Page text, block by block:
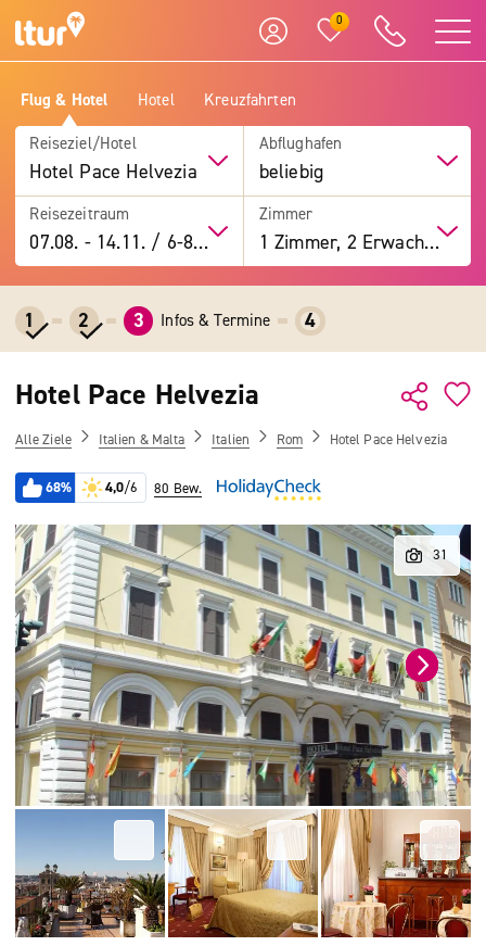
0
Flug & Hotel Hotel Kreuzfahrten
Reiseziel/Hotel
Hotel Pace Helvezia
Abflughafen
beliebig
Reisezeitraum
07.08. -14.11. / 6-8 Tage
Zimmer
1 Zimmer, 2 Erwachsene
1 2 3 Infos & Termine 4
Hotel Pace Helvezia
Alle Ziele Italien & Malta Italien Rom Hotel Pace Helvezia
68% 4,0/6 80 Bew.